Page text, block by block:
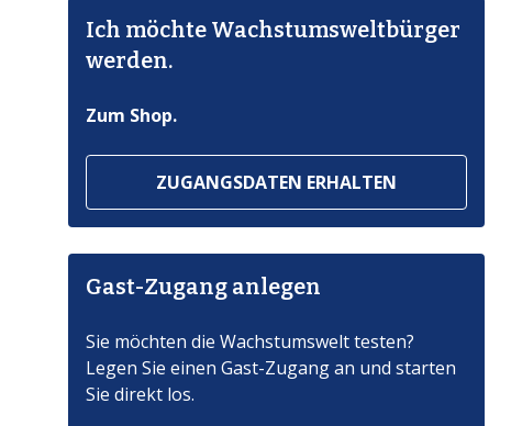
Ich möchte Wachstumsweltbürger
werden.
Zum Shop.
ZUGANGSDATEN ERHALTEN
Gast-Zugang anlegen
Sie möchten die Wachstumswelt testen?
Legen Sie einen Gast-Zugang an und starten
Sie direkt los.